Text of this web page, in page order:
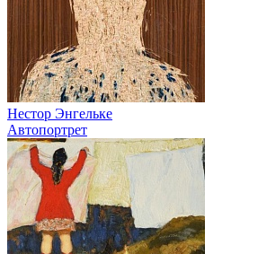
Нестор Энгельке
Автопортрет